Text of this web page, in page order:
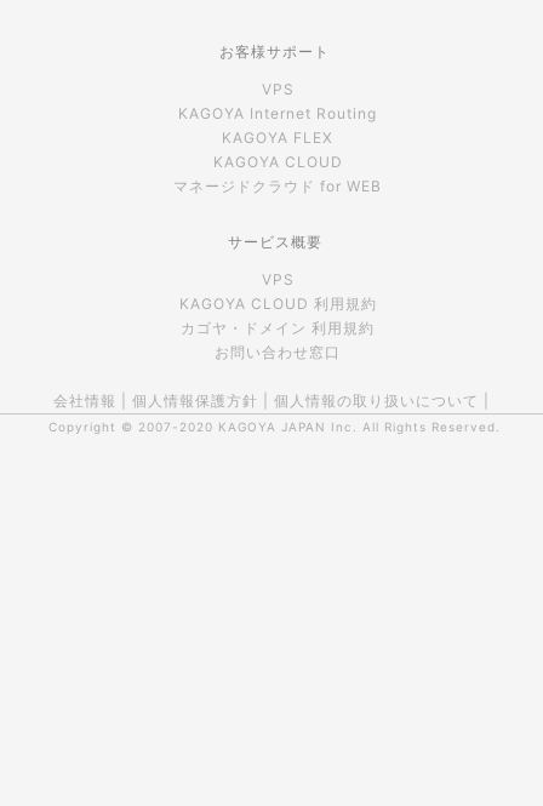
お客様サポート
VPS
KAGOYA Internet Routing
KAGOYA FLEX
KAGOYA CLOUD
マネージドクラウド for WEB
サービス概要
VPS
KAGOYA CLOUD 利用規約
カゴヤ・ドメイン 利用規約
お問い合わせ窓口
会社情報 個人情報保護方針 個人情報の取り扱いについて
Copyright © 2007-2020 KAGOYA JAPAN Inc. All Rights Reserved.